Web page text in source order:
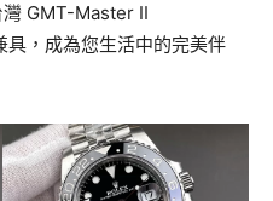
GMT-Master II
具，成為您生活中的完美伴